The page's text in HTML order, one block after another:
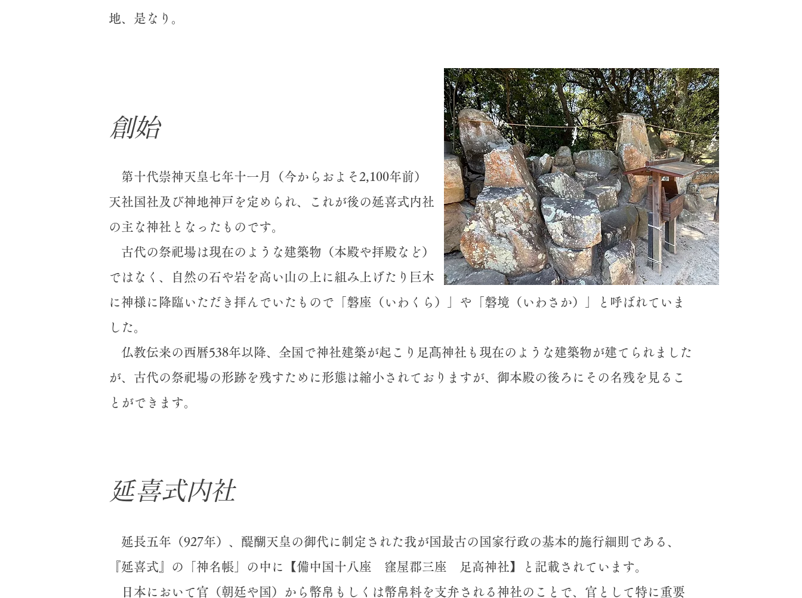
地、是なり。
創始
第十代崇神天皇七年十一月（今からおよそ2,100年前）
天社国社及び神地神戸を定められ、これが後の延喜式内社
の主な神社となったものです。
古代の祭祀場は現在のような建築物（本殿や拝殿など）
ではなく、自然の石や岩を高い山の上に組み上げたり巨木
に神様に降臨いただき拝んでいたもので「磐座（いわくら）」や「磐境（いわさか）」と呼ばれていま
した。
仏教伝来の西暦538年以降、全国で神社建築が起こり足髙神社も現在のような建築物が建てられました
が、古代の祭祀場の形跡を残すために形態は縮小されておりますが、御本殿の後ろにその名残を見るこ
とができます。
​延喜式内社
延長五年（927年）、醍醐天皇の御代に制定された我が国最古の国家行政の基本的施行細則である、
『延喜式』の「神名帳」の中に【備中国十八座 窪屋郡三座 足高神社】と記載されています。
​ 日本において官（朝廷や国）から幣帛もしくは幣帛料を支弁される神社のことで、官として特に重要